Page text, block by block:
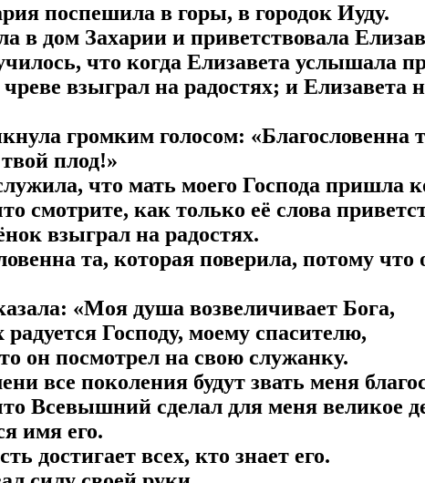
поспешила в горы, в городок Иуду.
в дом Захарии и приветствовала
что когда Елизавета услышала
чреве взыграл на радостях; и
громким голосом:
плод!»
что мать моего Господа пришла
смотрите, как только её слова
взыграл на радостях.
та, которая поверила, потому что
«Моя душа возвеличивает Бога,
радуется Господу, моему спасителю,
он посмотрел на свою служанку.
все поколения будут звать меня
Всевышний сделал для меня великое
имя его.
достигает всех, кто знает его.